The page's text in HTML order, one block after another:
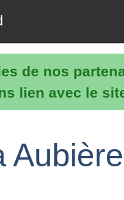
de nos
lien avec le
Aubière